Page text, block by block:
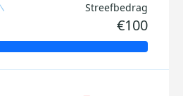
Streefbedrag
€100